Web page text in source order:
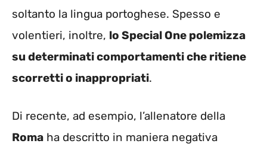
soltanto la lingua portoghese. Spesso e
volentieri, inoltre, lo Special One polemizza
su determinati comportamenti che ritiene
scorretti o inappropriati.
Di recente, ad esempio, l’allenatore della
Roma ha descritto in maniera negativa